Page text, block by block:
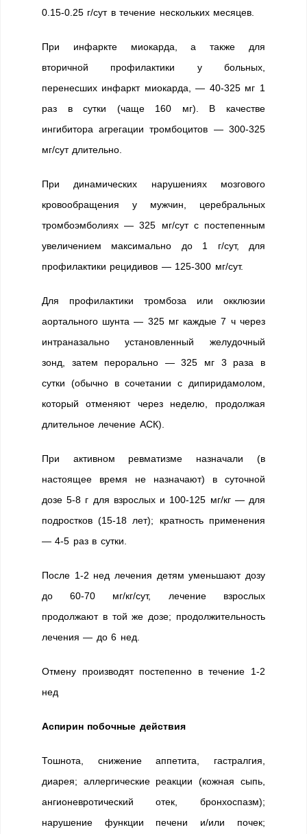
0.15-0.25 г/сут в течение нескольких месяцев.
При инфаркте миокарда, а также для
вторичной профилактики у больных,
перенесших инфаркт миокарда, — 40-325 мг 1
раз в сутки (чаще 160 мг). В качестве
ингибитора агрегации тромбоцитов — 300-325
мг/сут длительно.
При динамических нарушениях мозгового
кровообращения у мужчин, церебральных
тромбоэмболиях — 325 мг/сут с постепенным
увеличением максимально до 1 г/сут, для
профилактики рецидивов — 125-300 мг/сут.
Для профилактики тромбоза или окклюзии
аортального шунта — 325 мг каждые 7 ч через
интраназально установленный желудочный
зонд, затем перорально — 325 мг 3 раза в
сутки (обычно в сочетании с дипиридамолом,
который отменяют через неделю, продолжая
длительное лечение АСК).
При активном ревматизме назначали (в
настоящее время не назначают) в суточной
дозе 5-8 г для взрослых и 100-125 мг/кг — для
подростков (15-18 лет); кратность применения
— 4-5 раз в сутки.
После 1-2 нед лечения детям уменьшают дозу
до 60-70 мг/кг/сут, лечение взрослых
продолжают в той же дозе; продолжительность
лечения — до 6 нед.
Отмену производят постепенно в течение 1-2
нед
Аспирин побочные действия
Тошнота, снижение аппетита, гастралгия,
диарея; аллергические реакции (кожная сыпь,
ангионевротический отек, бронхоспазм);
нарушение функции печени и/или почек;